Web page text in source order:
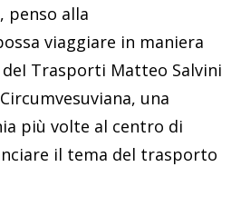
penso alla
viaggiare in maniera
Trasporti Matteo Salvini
una
più volte al centro di
il tema del trasporto